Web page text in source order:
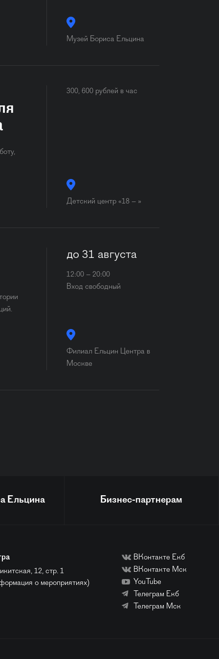
Музей Бориса Ельцина
300, 600 рублей в час
Детский центр «18 – »
до 31 августа
12:00 – 20:00
Вход свободный
Филиал Ельцин Центра в
Москве
Ельцина Бизнес-партнерам
12, стр. 1
о мероприятиях)
ВКонтакте Екб
ВКонтакте Мск
YouTube
Телеграм Екб
Телеграм Мск